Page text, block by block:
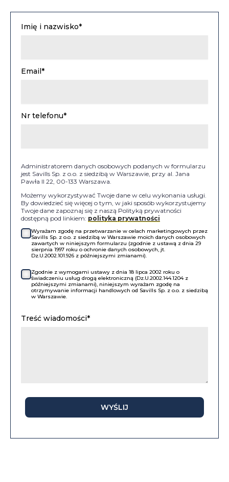
Imię i nazwisko*
Email*
Nr telefonu*
Administratorem danych osobowych podanych w formularzu
jest Savills Sp. z o.o. z siedzibą w Warszawie, przy al. Jana
Pawła II 22, 00-133 Warszawa.
Możemy wykorzystywać Twoje dane w celu wykonania usługi.
By dowiedzieć się więcej o tym, w jaki sposób wykorzystujemy
Twoje dane zapoznaj się z naszą Polityką prywatności
dostępną pod linkiem: polityka prywatności
Wyrażam zgodę na przetwarzanie w celach marketingowych przez
Savills Sp. z o.o. z siedzibą w Warszawie moich danych osobowych
zawartych w niniejszym formularzu (zgodnie z ustawą z dnia 29
sierpnia 1997 roku o ochronie danych osobowych, jt.
Dz.U.2002.101.926 z późniejszymi zmianami).
Zgodnie z wymogami ustawy z dnia 18 lipca 2002 roku o
świadczeniu usług drogą elektroniczną (Dz.U.2002.144.1204 z
późniejszymi zmianami), niniejszym wyrażam zgodę na
otrzymywanie informacji handlowych od Savills Sp. z o.o. z siedzibą
w Warszawie.
Treść wiadomości*
WYŚLIJ